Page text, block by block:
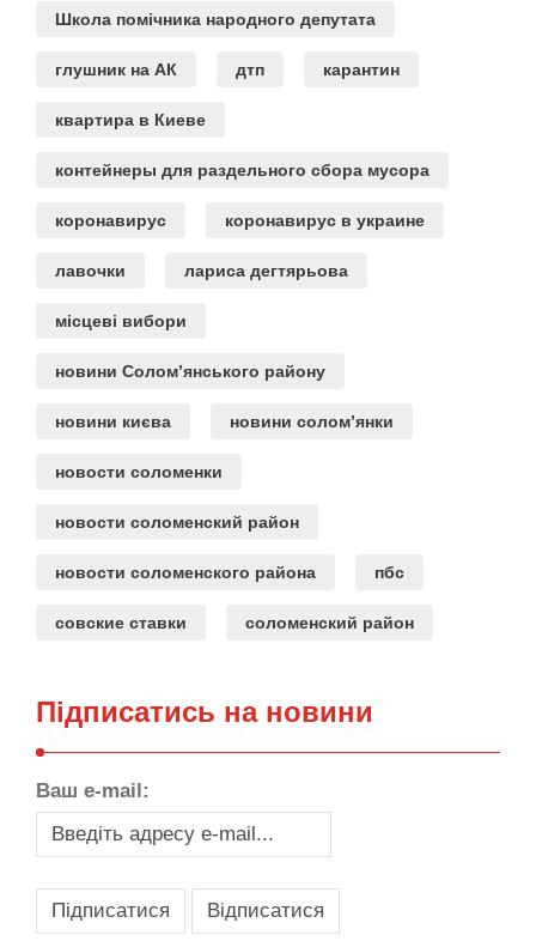
Школа помічника народного депутата
глушник на АК дтп карантин
квартира в Киеве
контейнеры для раздельного сбора мусора
коронавирус коронавирус в украине
лавочки лариса дегтярьова
місцеві вибори
новини Солом’янського району
новини києва новини солом’янки
новости соломенки
новости соломенский район
новости соломенского района пбс
совские ставки соломенский район
Підписатись на новини
Ваш e-mail: